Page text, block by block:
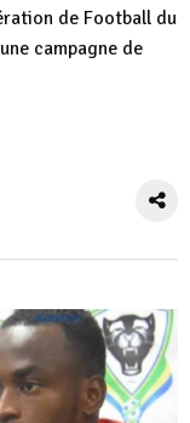
de Football du
campagne de